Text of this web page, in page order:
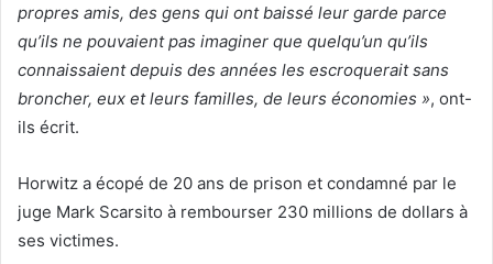
propres amis, des gens qui ont baissé leur garde parce
qu’ils ne pouvaient pas imaginer que quelqu’un qu’ils
connaissaient depuis des années les escroquerait sans
broncher, eux et leurs familles, de leurs économies », ont-
ils écrit.
Horwitz a écopé de 20 ans de prison et condamné par le
juge Mark Scarsito à rembourser 230 millions de dollars à
ses victimes.